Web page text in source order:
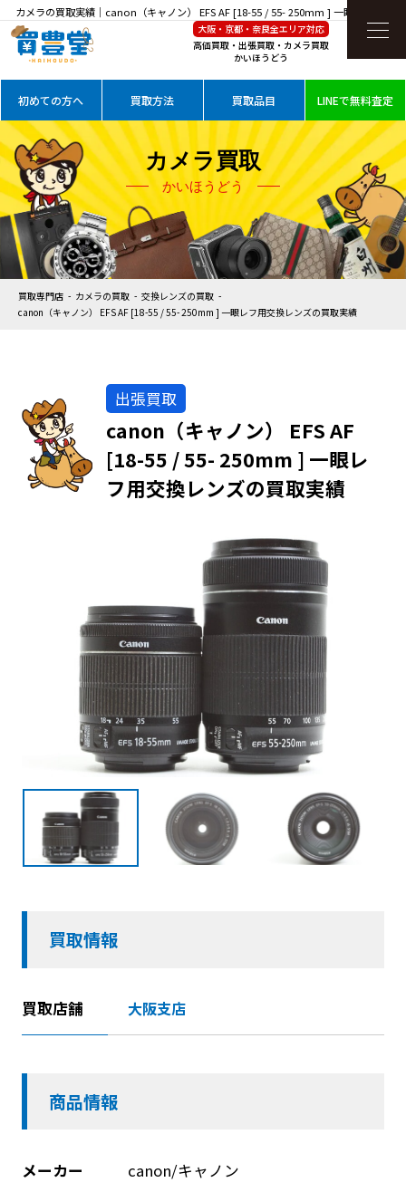
カメラの買取実績｜canon（キャノン） EFS AF [18-55 / 55- 250mm ] 一眼レフ用交換
レンズを高価買取
大阪・京都・奈良全エリア対応
高価買取・出張買取・カメラ買取
かいほうどう
初めての方へ 買取方法 買取品目 LINEで無料査定
カメラ買取
かいほうどう
買取専門店 カメラの買取
交換レンズの買取
canon（キャノン） EFS AF [18-55 / 55- 250mm ] 一眼レフ用交換レンズの買取実績
出張買取
canon（キャノン） EFS AF
[18-55 / 55- 250mm ] 一眼レ
フ用交換レンズの買取実績
買取情報
買取店舗 大阪支店
商品情報
メーカー canon/キャノン